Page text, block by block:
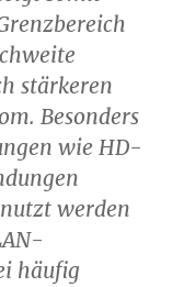
stärkeren
Besonders
wie HD-
werden
häufig